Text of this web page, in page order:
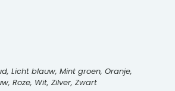
Licht blauw, Mint groen, Oranje,
Roze, Wit, Zilver, Zwart